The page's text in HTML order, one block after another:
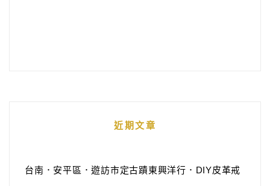
近期文章
台南．安平區．遊訪市定古蹟東興洋行．DIY皮革戒